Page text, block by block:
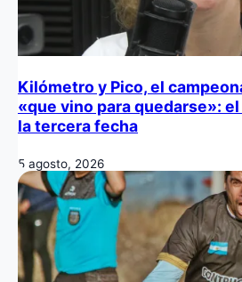
Kilómetro y Pico, el
«que vino para quedarse»:
la tercera fecha
5 agosto, 2026